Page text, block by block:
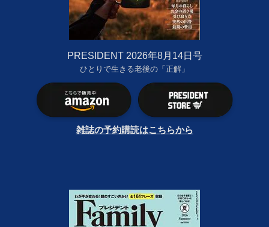
PRESIDENT 2026年8月14日号
ひとりで生きる老後の「正解」
雑誌の予約購読はこちらから